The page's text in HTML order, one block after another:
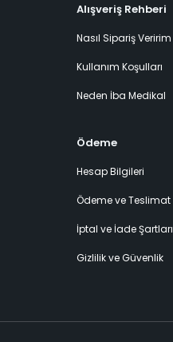
Alışveriş Rehberi
Nasıl Sipariş Veririm
Kullanım Koşulları
Neden İba Medikal
Ödeme
Hesap Bilgileri
Ödeme ve Teslimat
İptal ve İade Şartları
Gizlilik ve Güvenlik